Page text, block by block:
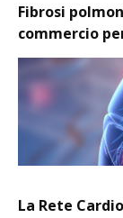
Fibrosi
commercio
La Rete